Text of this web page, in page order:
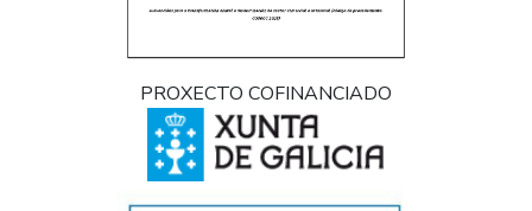
PROXECTO COFINANCIADO